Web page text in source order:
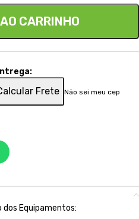
CARRINHO
Frete Não sei meu cep
dos Equipamentos: